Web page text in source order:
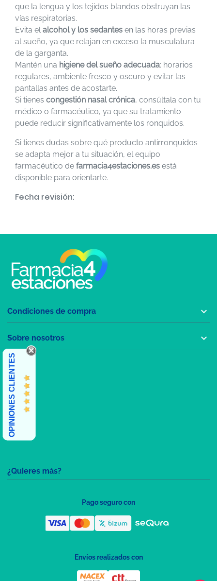
que la lengua y los tejidos blandos obstruyan las
vías respiratorias.
Evita elalcohol y los sedantes en las horas previas
al sueño, ya que relajan en exceso la musculatura
de la garganta.
Mantén una higiene del sueño adecuada: horarios
regulares, ambiente fresco y oscuro y evitar las
pantallas antes de acostarte.
Si tienes congestión nasal crónica, consúltala con tu
médico o farmacéutico, ya que su tratamiento
puede reducir significativamente los ronquidos.
Si tienes dudas sobre qué producto antirronquidos
se adapta mejor a tu situación, el equipo
farmacéutico de farmacia4estaciones.es está
disponible para orientarte.
Fecha revisión:
¿Quieres más?
Condiciones de compra 
Sobre nosotros 
OPINIONES CLIENTES
Pago seguro con
Envíos realizados con